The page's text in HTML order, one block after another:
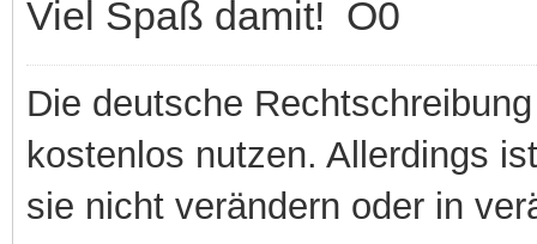
Viel Spaß damit! O0
Die deutsche
kostenlos nutzen. Allerdings
sie nicht verändern oder in